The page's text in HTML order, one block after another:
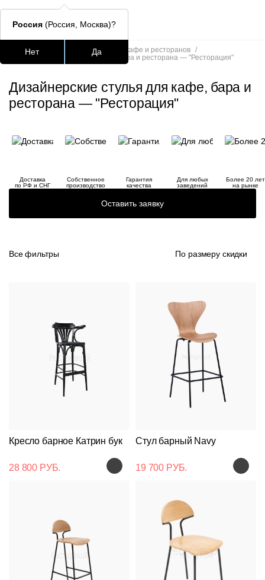
Столешницы Столы Стулья
Часто ищут
ledger
Главная Стулья для кафе и ресторанов /
Дизайнерские стулья для кафе, бара и ресторана — "Ресторация"
Дизайнерские стулья для кафе, бара и
ресторана — "Ресторация"
Доставка
по РФ и СНГ
Собственное
производство
Гарантия
качества
Для любых
заведений
Более 20 лет
на рынке
Оставить заявку
Все фильтры По размеру скидки
Кресло барное Катрин бук
28 800 РУБ.
Стул барный Navy
19 700 РУБ.
Россия (Россия, Москва)?
Нет Да